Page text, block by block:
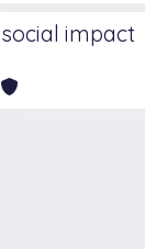
social impact